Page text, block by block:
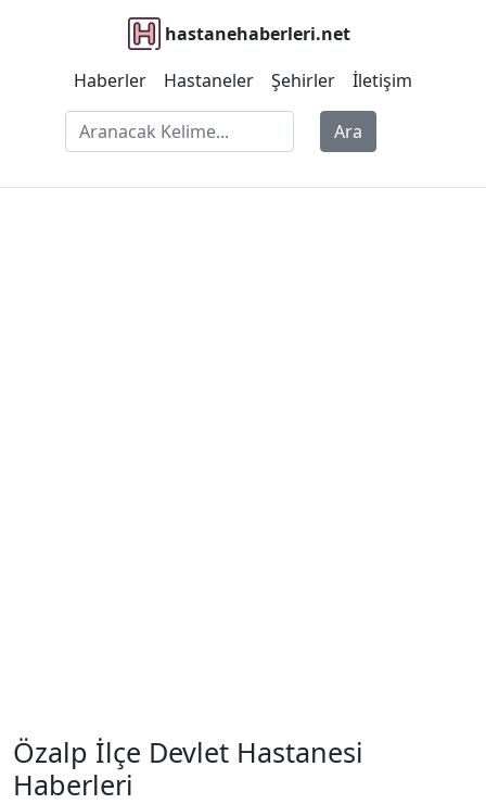
hastanehaberleri.net
Haberler
Hastaneler Şehirler İletişim
Ara
Özalp İlçe Devlet Hastanesi
Haberleri